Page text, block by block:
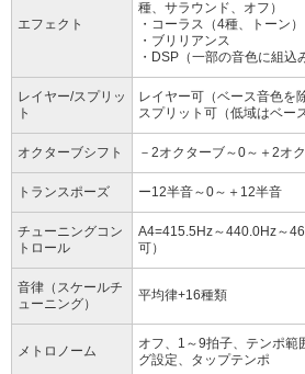
エフェクト
種、サラウンド、オフ）
・コーラス（4種、トーン）
・ブリリアンス
・DSP（一部の音色に組込
レイヤー/スプリッ
ト
レイヤー可（ベース音色を
スプリット可（低域はベー
オクターブシフト －2オクターブ～0～＋2オ
トランスポーズ ー12半音～0～＋12半音
チューニングコン
トロール
A4=415.5Hz～440.0Hz～
可）
音律（スケールチ
ューニング）
平均律+16種類
メトロノーム
オフ、1～9拍子、テンポ範
グ設定、タップテンポ